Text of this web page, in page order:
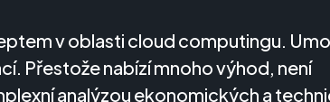
v oblasti cloud computingu.
Přestože nabízí mnoho výhod, není
analýzou ekonomických a